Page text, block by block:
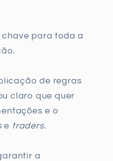
para toda a
de regras
claro que quer
e o
e traders.
a